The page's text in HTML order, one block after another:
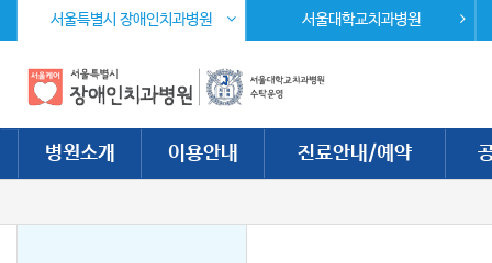
주 메뉴 바로가기
본문 바로가기
서울특별시 장애인치과병원 서울대학교치과병원
병원소개 이용안내 진료안내/예약